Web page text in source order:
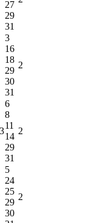
27
29
31
3
16
18
29
30
31
2
6
8
11
14
29
31
2
5
24
25
29
30
2